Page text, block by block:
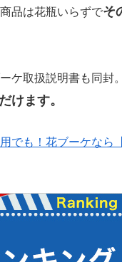
品は花瓶いらずでそ
ケ取扱説明書も同封。
けます。
でも！花ブーケなら